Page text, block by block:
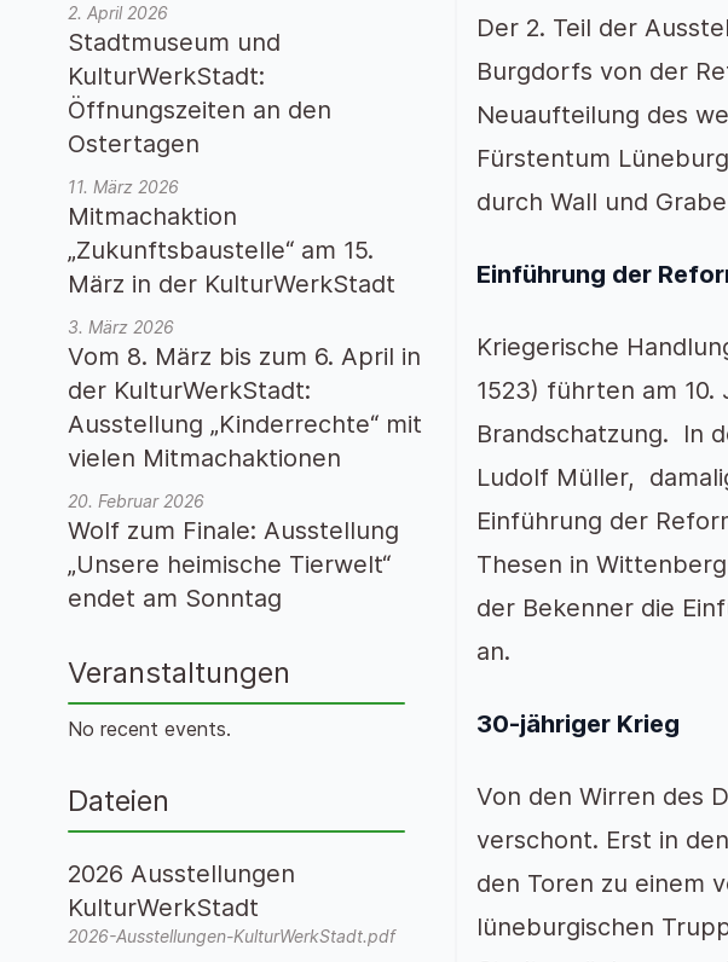
Der 2. Teil der
Burgdorfs von der
Neuaufteilung des
Fürstentum
durch Wall und
Einführung der
Kriegerische
1523) führten am
Brandschatzung. In
Ludolf Müller,
Einführung der
Thesen in
der Bekenner die
an.
30-jähriger Krieg
Von den Wirren des
verschont. Erst in
den Toren zu einem
lüneburgischen
2. April 2026
Stadtmuseum und
KulturWerkStadt:
Öffnungszeiten an den
Ostertagen
11. März 2026
Mitmachaktion
„Zukunftsbaustelle“ am 15.
März in der KulturWerkStadt
3. März 2026
Vom 8. März bis zum 6. April in
der KulturWerkStadt:
Ausstellung „Kinderrechte“ mit
vielen Mitmachaktionen
20. Februar 2026
Wolf zum Finale: Ausstellung
„Unsere heimische Tierwelt“
endet am Sonntag
Veranstaltungen
No recent events.
Dateien
2026 Ausstellungen
KulturWerkStadt
2026-Ausstellungen-KulturWerkStadt.pdf